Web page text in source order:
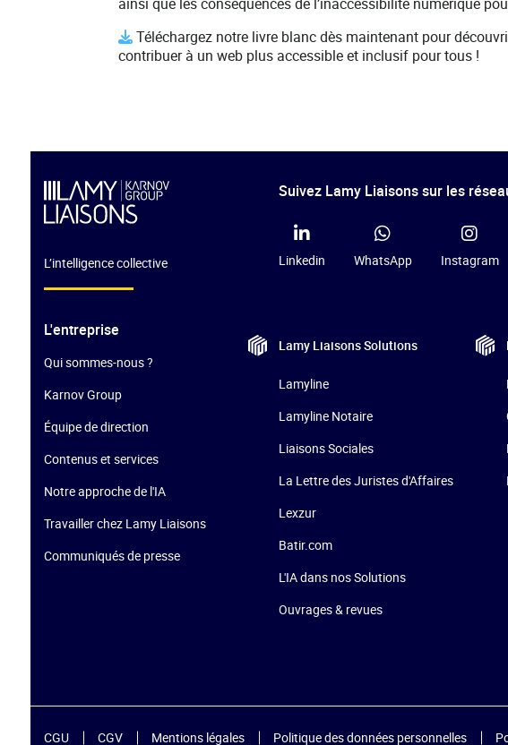
Téléchargez notre livre blanc dès maintenant pour
contribuer à un web plus accessible et inclusif pour tous !
L’intelligence collective
L'entreprise
Qui sommes-nous ?
Karnov Group
Équipe de direction
Contenus et services
Notre approche de l'IA
Travailler chez Lamy Liaisons
Communiqués de presse
Suivez Lamy Liaisons sur les
Linkedin WhatsApp Instagram
Lamy LiaisonsSolutions
Lamyline
Lamyline Notaire
Liaisons Sociales
La Lettre des Juristes d'Affaires
Lexzur
Batir.com
L'IA dans nos Solutions
Ouvrages & revues
CGU CGV Mentions légales Politique des données personnelles